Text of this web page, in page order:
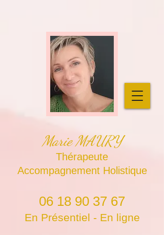
Marie MAURY
Thérapeute
Accompagnement Holistique
06 18 90 37 67
En Présentiel - En ligne